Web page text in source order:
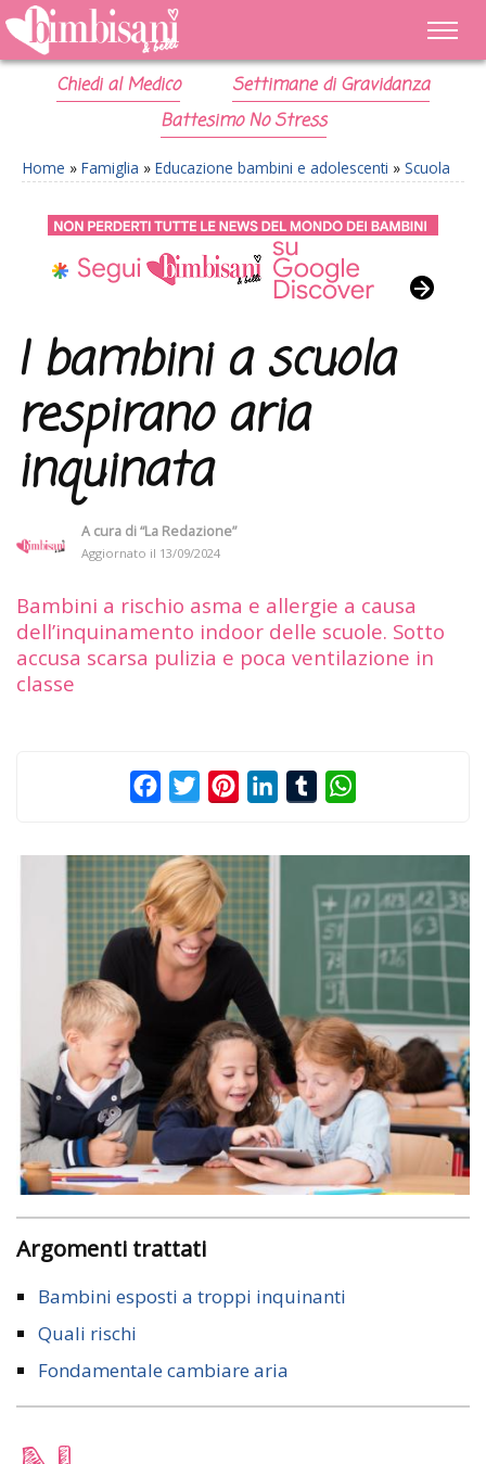
Chiedi al Medico
Settimane di Gravidanza
Battesimo No Stress
Home » Famiglia » Educazione bambini e adolescenti » Scuola
I bambini a scuola
respirano aria
inquinata
A cura di“La Redazione”
Aggiornato il 13/09/2024
Bambini a rischio asma e allergie a causa
dell’inquinamento indoor delle scuole. Sotto
accusa scarsa pulizia e poca ventilazione in
classe
FacebookTwitterPinterestLinkedInTumblr
Argomenti trattati
Bambini esposti a troppi inquinanti
Quali rischi
Fondamentale cambiare aria